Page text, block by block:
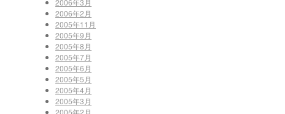
2006年3月
2006年2月
2005年11月
2005年9月
2005年8月
2005年7月
2005年6月
2005年5月
2005年4月
2005年3月
2005年2月